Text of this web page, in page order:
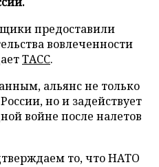
предоставили
вовлеченности
ТАСС.
альянс не только
но и задействует
войне после налетов
то, что НАТО